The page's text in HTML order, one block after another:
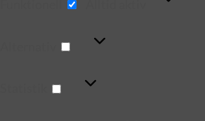
Alternativ
Statistik